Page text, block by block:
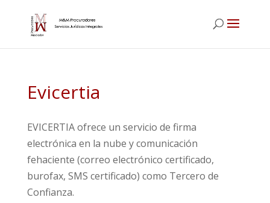
Evicertia
EVICERTIA ofrece un servicio de firma
electrónica en la nube y comunicación
fehaciente (correo electrónico certificado,
burofax, SMS certificado) como Tercero de
Confianza.